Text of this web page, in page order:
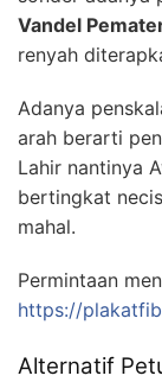
Vandel
renyah
Adanya
arah berarti
Lahir nantinya
bertingkat
mahal.
Permintaan
https://
Alternatif